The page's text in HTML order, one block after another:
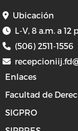
Ubicación
L-V, 8 a.m. a 12
(506) 2511-1556
Enlaces
Facultad de
SIGPRO